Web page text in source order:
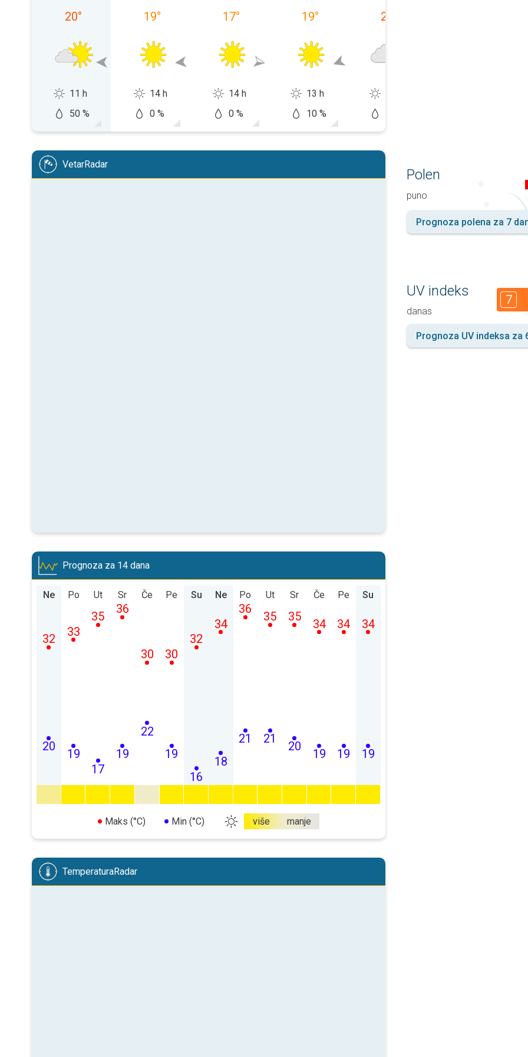
20°
11 h
50 %
19°
14 h
0 %
17°
14 h
0 %
19°
13 h
10 %
22
VetarRadar
Prognoza za 14 dana
Ne
20
32
Po
19
33
Ut
17
35
Sr
19
36
Če
22
30
Pe
19
30
Su
16
32
Ne
18
34
Po
21
36
Ut
21
35
Sr
20
35
Če
19
34
Pe
19
34
Su
19
34
Maks (°C) Min (°C) više manje
TemperaturaRadar
Polen
puno
Prognoza polena za 7
UV indeks
danas
7
Prognoza UV indeksa za